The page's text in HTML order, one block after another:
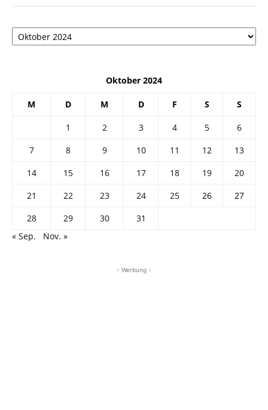
Архив
Oktober 2024
M D M D F S S
1 2 3 4 5
6
7
8 9 10 11 12
13
14
15 16 17 18 19
20
21
22 23 24 25 26
27
28
29 30
31
« Sep.
Nov. »
- Werbung -